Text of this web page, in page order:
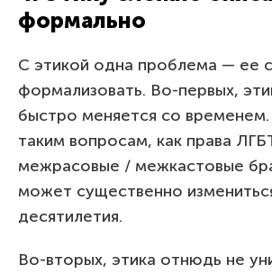
формально
С этикой одна проблема — ее
формализовать. Во-первых,
быстро меняется со
таким вопросам, как права
межрасовые / межкастовые
может существенно
десятилетия.
Во-вторых, этика отнюдь не